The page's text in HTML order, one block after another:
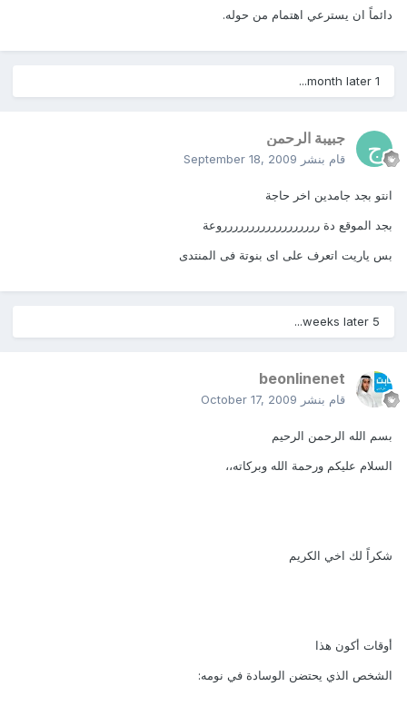
دائماً ان يسترعي اهتمام من حوله.
جبيبة الرحمن
قام بنشر September 18, 2009
انتو بجد جامدين اخر حاجة
بجد الموقع دة رررررررررررررررررروعة
بس ياريت اتعرف على اى بنوتة فى المنتدى
5 weeks later...
beonlinenet
قام بنشر October 17, 2009
بسم الله الرحمن الرحيم
السلام عليكم ورحمة الله وبركاته،،
شكراً لك اخي الكريم
أوقات أكون هذا
الشخص الذي يحتضن الوسادة في نومه: